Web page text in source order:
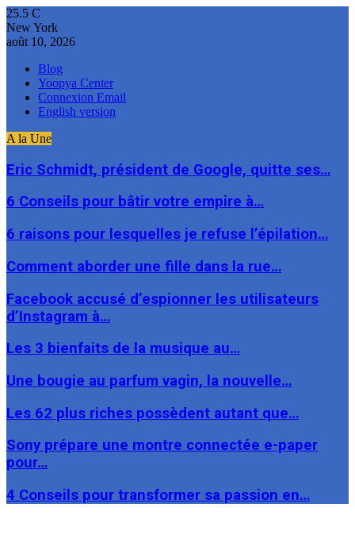
25.5 C
New York
août 10, 2026
Blog
Yoopya Center
Connexion Email
English version
A la Une
Eric Schmidt, président de Google, quitte ses…
6 Conseils pour bâtir votre empire à…
6 raisons pour lesquelles je refuse l’épilation…
Comment aborder une fille dans la rue…
Facebook accusé d’espionner les utilisateurs
d’Instagram à…
Les 3 bienfaits de la musique au…
Une bougie au parfum vagin, la nouvelle…
Les 62 plus riches possèdent autant que…
Sony prépare une montre connectée e-paper
pour…
4 Conseils pour transformer sa passion en…